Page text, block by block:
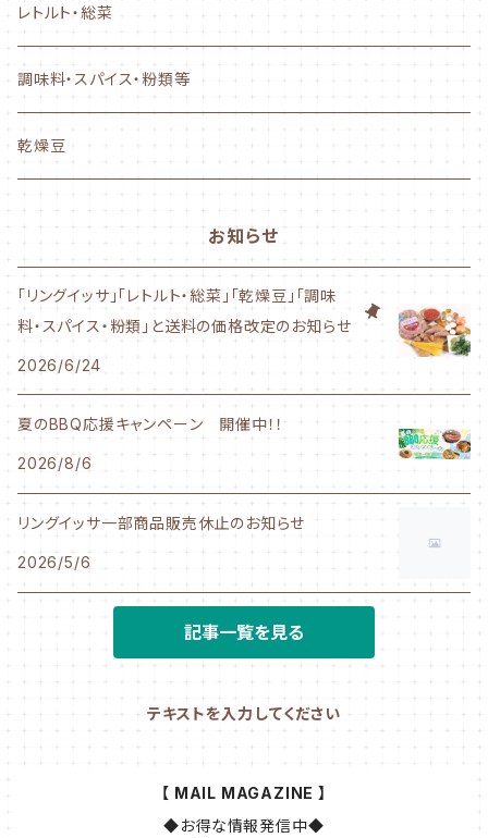
ぐるぐるタイプ
フランクタイプ
かながわ綾瀬シリーズ
レトルト・総菜
調味料・スパイス・粉類等
乾燥豆
お知らせ
「リングイッサ」「レトルト・総菜」「乾燥豆」「調味
料・スパイス・粉類」と送料の価格改定のお知らせ
2026/6/24
夏のBBQ応援キャンペーン 開催中！！
2026/8/6
リングイッサ一部商品販売休止のお知らせ
2026/5/6
記事一覧を見る
テキストを入力してください
【 MAIL MAGAZINE 】
◆お得な情報発信中◆